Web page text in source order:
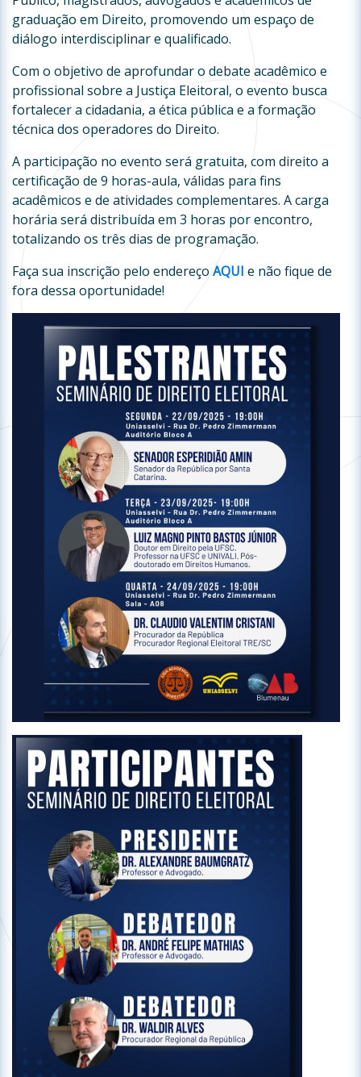
graduação em Direito, promovendo um espaço de
diálogo interdisciplinar e qualificado.
Com o objetivo de aprofundar o debate acadêmico e
profissional sobre a Justiça Eleitoral, o evento busca
fortalecer a cidadania, a ética pública e a formação
técnica dos operadores do Direito.
A participação no evento será gratuita, com direito a
certificação de 9 horas-aula, válidas para fins
acadêmicos e de atividades complementares. A carga
horária será distribuída em 3 horas por encontro,
totalizando os três dias de programação.
Faça sua inscrição pelo endereço AQUI e não fique de
fora dessa oportunidade!